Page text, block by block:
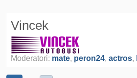
Vincek
Moderatori: mate, peron24, actros,